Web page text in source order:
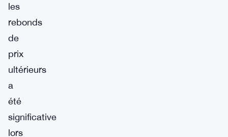
les
rebonds
de
prix
ultérieurs
a
été
significative
lors